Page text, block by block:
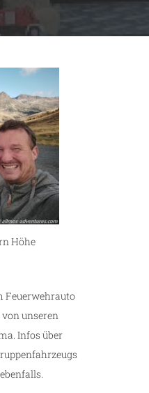
Höhe
Feuerwehrauto
unseren
Infos über